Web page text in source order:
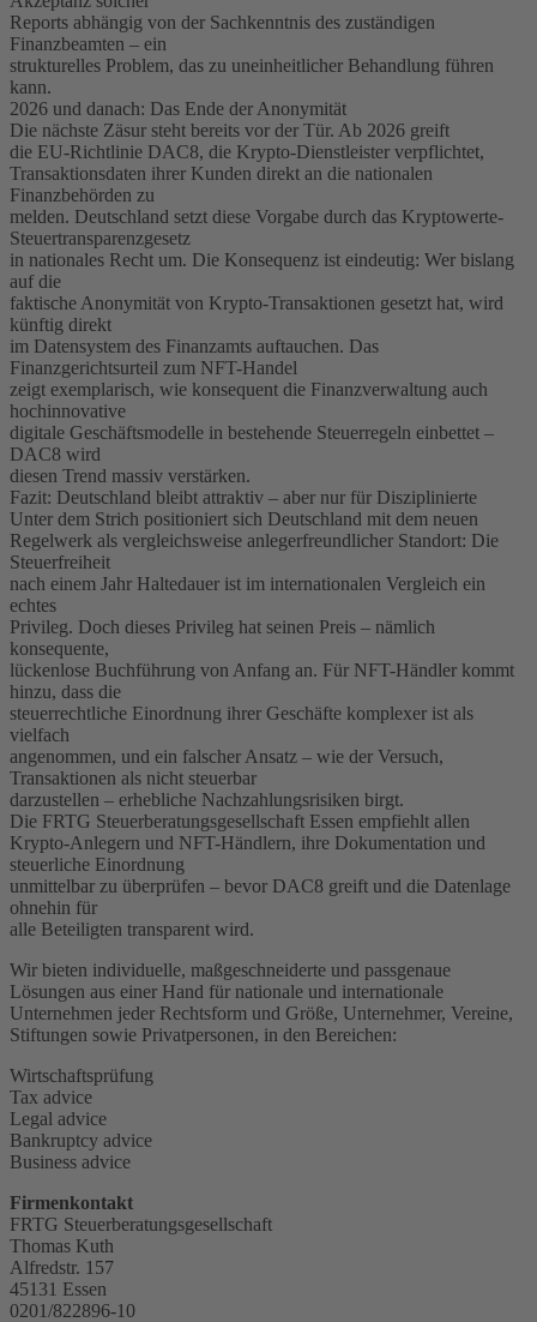
Reports abhängig von der Sachkenntnis des zuständigen
Finanzbeamten – ein
strukturelles Problem, das zu uneinheitlicher Behandlung führen
kann.
2026 und danach: Das Ende der Anonymität
Die nächste Zäsur steht bereits vor der Tür. Ab 2026 greift
die EU-Richtlinie DAC8, die Krypto-Dienstleister verpflichtet,
Transaktionsdaten ihrer Kunden direkt an die nationalen
Finanzbehörden zu
melden. Deutschland setzt diese Vorgabe durch das Kryptowerte-
Steuertransparenzgesetz
in nationales Recht um. Die Konsequenz ist eindeutig: Wer bislang
auf die
faktische Anonymität von Krypto-Transaktionen gesetzt hat, wird
künftig direkt
im Datensystem des Finanzamts auftauchen. Das
Finanzgerichtsurteil zum NFT-Handel
zeigt exemplarisch, wie konsequent die Finanzverwaltung auch
hochinnovative
digitale Geschäftsmodelle in bestehende Steuerregeln einbettet –
DAC8 wird
diesen Trend massiv verstärken.
Fazit: Deutschland bleibt attraktiv – aber nur für Disziplinierte
Unter dem Strich positioniert sich Deutschland mit dem neuen
Regelwerk als vergleichsweise anlegerfreundlicher Standort: Die
Steuerfreiheit
nach einem Jahr Haltedauer ist im internationalen Vergleich ein
echtes
Privileg. Doch dieses Privileg hat seinen Preis – nämlich
konsequente,
lückenlose Buchführung von Anfang an. Für NFT-Händler kommt
hinzu, dass die
steuerrechtliche Einordnung ihrer Geschäfte komplexer ist als
vielfach
angenommen, und ein falscher Ansatz – wie der Versuch,
Transaktionen als nicht steuerbar
darzustellen – erhebliche Nachzahlungsrisiken birgt.
Die FRTG Steuerberatungsgesellschaft Essen empfiehlt allen
Krypto-Anlegern und NFT-Händlern, ihre Dokumentation und
steuerliche Einordnung
unmittelbar zu überprüfen – bevor DAC8 greift und die Datenlage
ohnehin für
alle Beteiligten transparent wird.
Wir bieten individuelle, maßgeschneiderte und passgenaue
Lösungen aus einer Hand für nationale und internationale
Unternehmen jeder Rechtsform und Größe, Unternehmer, Vereine,
Stiftungen sowie Privatpersonen, in den Bereichen:
Wirtschaftsprüfung
Tax advice
Legal advice
Bankruptcy advice
Business advice
Firmenkontakt
FRTG Steuerberatungsgesellschaft
Thomas Kuth
Alfredstr. 157
45131 Essen
0201/822896-10